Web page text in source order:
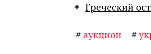
Греческий
# аукцион #